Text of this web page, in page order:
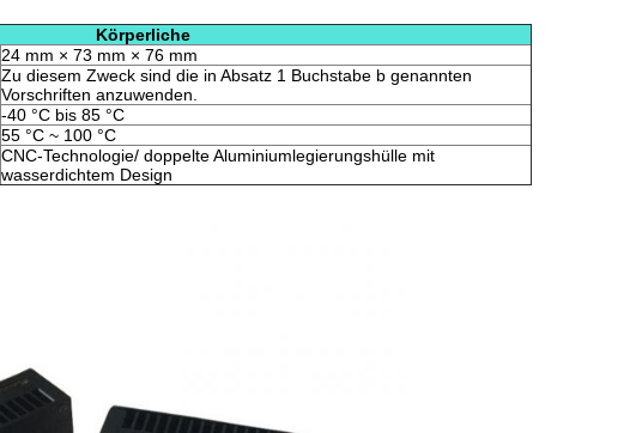
Körperliche
24 mm × 73 mm × 76 mm
Zu diesem Zweck sind die in Absatz 1 Buchstabe b genannten
Vorschriften anzuwenden.
-40 °C bis 85 °C
55 °C ~ 100 °C
CNC-Technologie/ doppelte Aluminiumlegierungshülle mit
wasserdichtem Design